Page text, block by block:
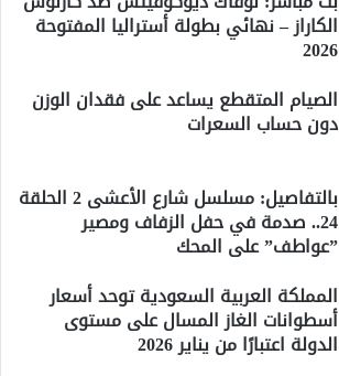
الكاراز – نهائي بطولة أستراليا المفتوحة
2026
الصيام المتقطع يساعد على فقدان الوزن
دون حساب السعرات
بالتفاصيل: مسلسل شارع الأعشى 2 الحلقة
24.. صدمة في حفل الزفاف ومصير
”عواطف” على المحك
المملكة العربية السعودية توحد أسعار
أسطوانات الغاز المسال على مستوى
الدولة اعتبارًا من يناير 2026